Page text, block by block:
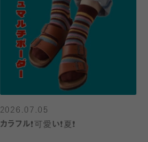
2026.07.05
カラフル❗️可愛い❗️夏❗️